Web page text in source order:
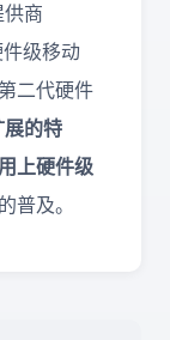
商
级移动
二代硬件
的特
上硬件级
普及。